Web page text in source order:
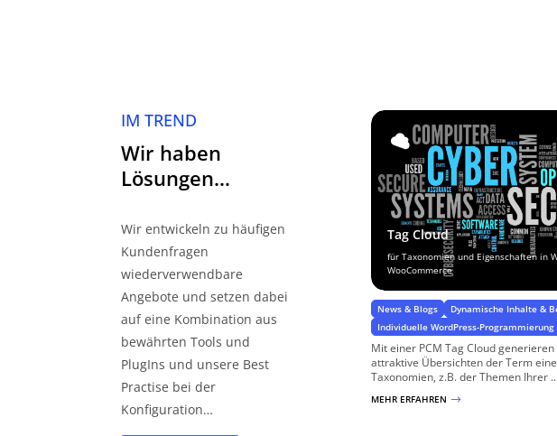
IM TREND
Wir haben
Lösungen…
Wir entwickeln zu häufigen
Kundenfragen
wiederverwendbare
Angebote und setzen dabei
auf eine Kombination aus
bewährten Tools und
PlugIns und unsere Best
Practise bei der
Konfiguration…
Tag Cloud
für Taxonomien und Eigenschaften in
WooCommerce
News & Blogs
Dynamische Inhalte &
Individuelle WordPress-
Mit einer PCM Tag Cloud
attraktive Übersichten der Term
Taxonomien, z.B. der Themen Ihrer
MEHR ERFAHREN $